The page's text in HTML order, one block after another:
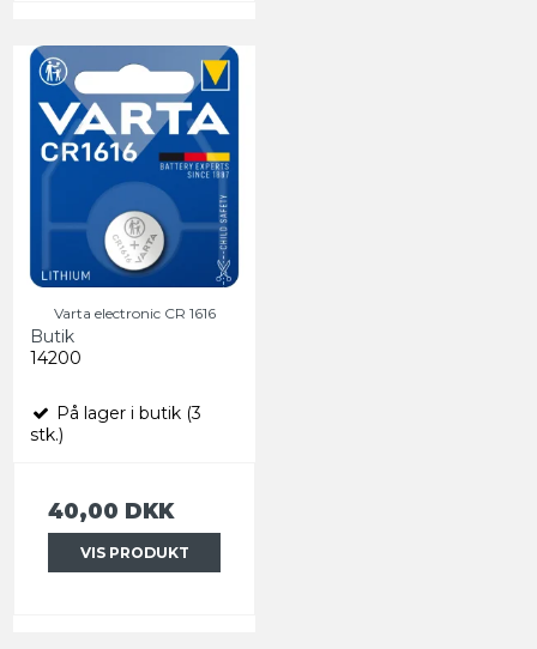
Varta electronic CR 1616
Butik
14200
På lager i butik (3
stk.)
40,00 DKK
VIS PRODUKT